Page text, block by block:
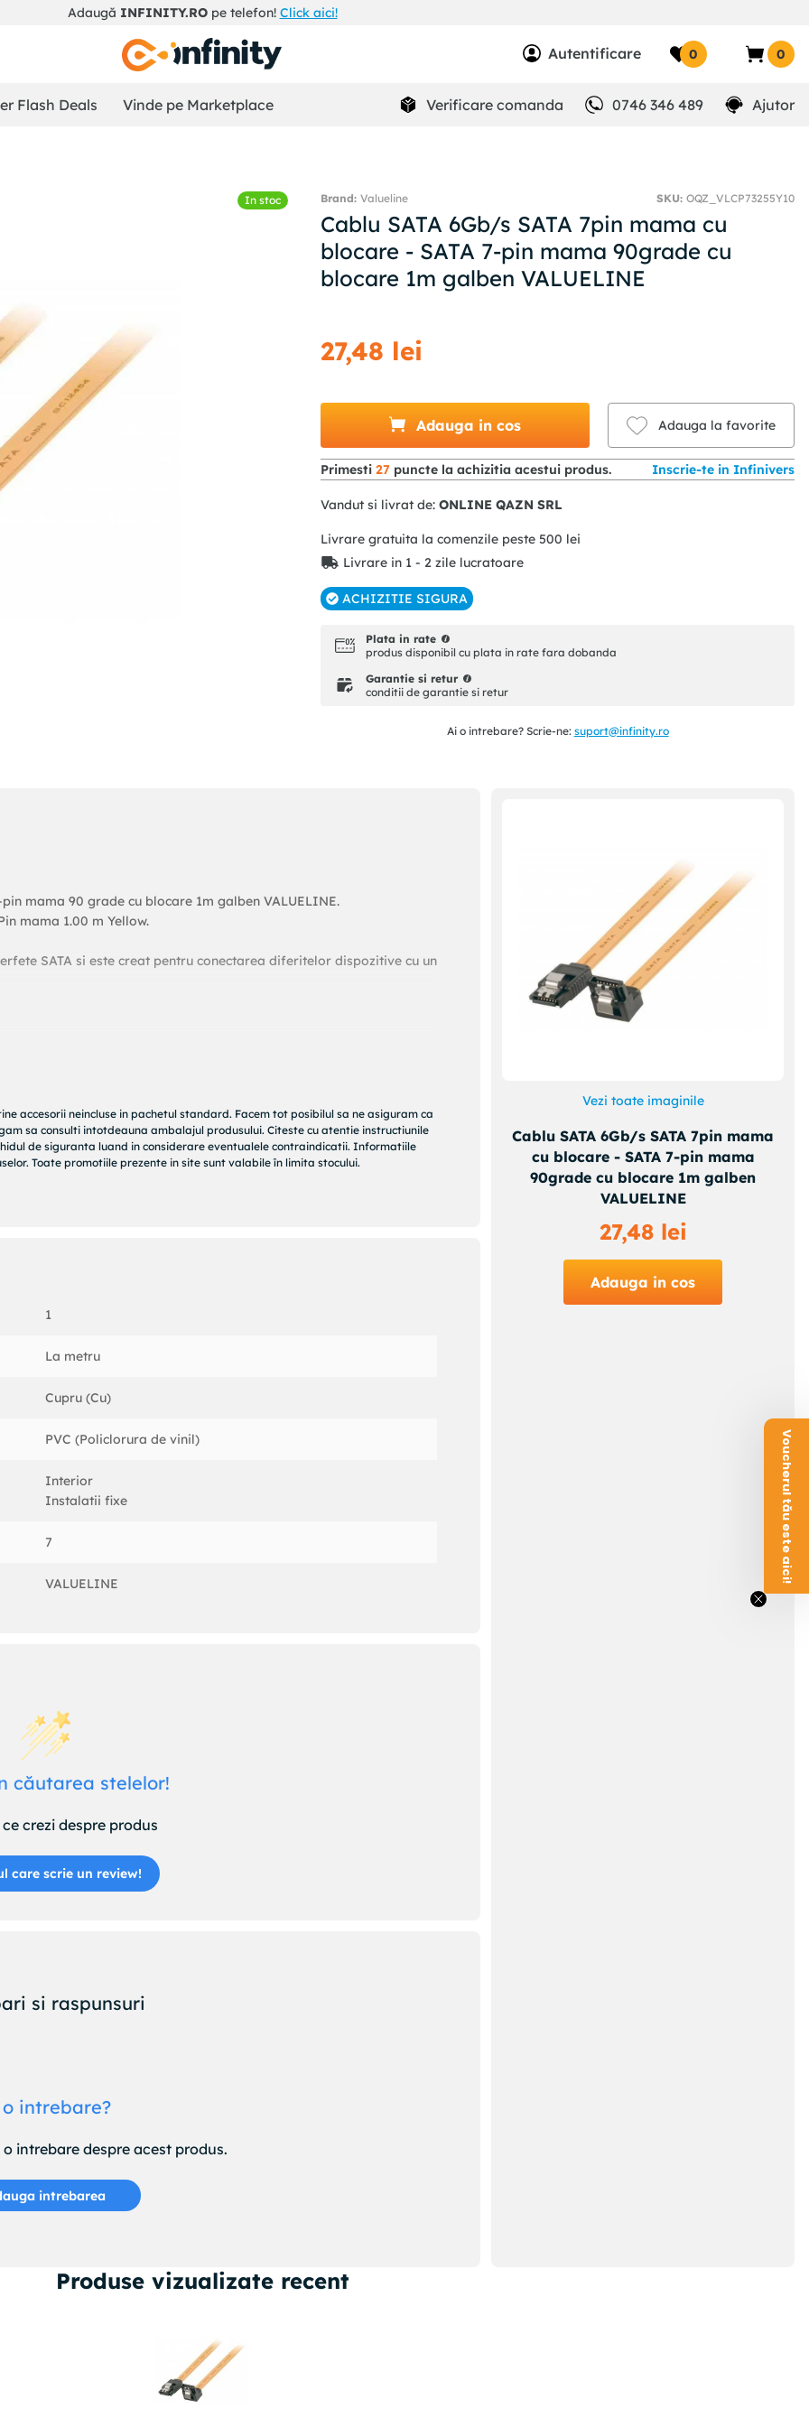
Adaugă INFINITY.ROpe telefon! Click aici!
Autentificare 0 0
Flash Deals Vinde pe Marketplace Verificare comanda 0746 346 489 Ajutor
In stoc Valueline SKU: OQZ_VLCP73255Y10
Cablu SATA 6Gb/s SATA 7pin mama cu
blocare - SATA 7-pin mama 90grade cu
blocare 1m galben VALUELINE
27,48 lei
Adauga in cos Adauga la favorite
Primesti27 puncte la achizitia acestui produs. Inscrie-te in Infinivers
Vandut si livrat de: ONLINE QAZN SRL
Livrare gratuita la comenzile peste 500 lei
Livrare in 1 - 2 zile lucratoare
ACHIZITIE SIGURA
Plata in rate
produs disponibil cu plata in rate fara dobanda
Garantie si retur
conditii de garantie si retur
Ai o intrebare? Scrie-ne: suport@infinity.ro
mama 90 grade cu blocare 1m galben VALUELINE.
mama 1.00 m Yellow.
SATA si este creat pentru conectarea diferitelor dispozitive cu un
accesorii neincluse in pachetul standard. Facem tot posibilul sa ne asiguram ca
sa consulti intotdeauna ambalajul produsului. Citeste cu atentie instructiunile
de siguranta luand in considerare eventualele contraindicatii. Informatiile
Toate promotiile prezente in site sunt valabile în limita stocului.
1
La metru
Cupru (Cu)
PVC (Policlorura de vinil)
Interior
Instalatii fixe
7
VALUELINE
căutarea stelelor!
crezi despre produs
care scrie un review!
si raspunsuri
intrebare?
intrebare despre acest produs.
intrebarea
Vezi toate imaginile
Cablu SATA 6Gb/s SATA 7pin mama
cu blocare - SATA 7-pin mama
90grade cu blocare 1m galben
VALUELINE
27,48 lei
Adauga in cos
Produse vizualizate recent
Voucherul tău este aici!